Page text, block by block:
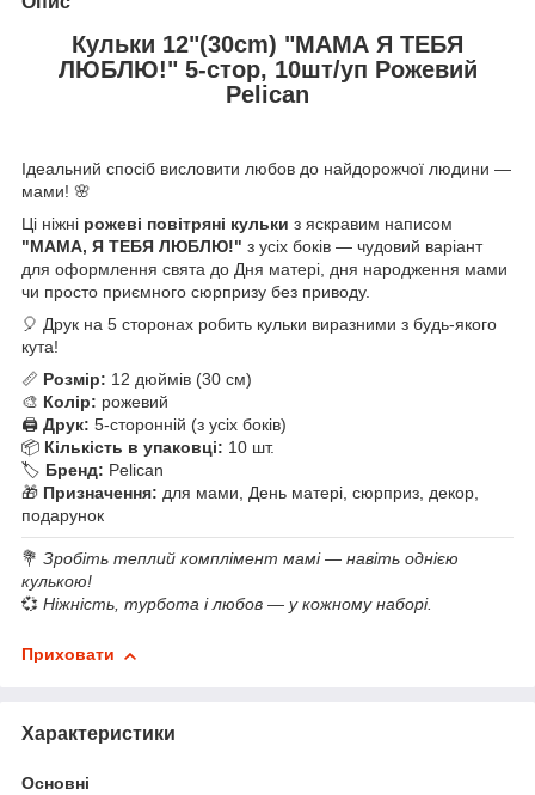
Кульки 12"(30сm) "МАМА Я ТЕБЯ
ЛЮБЛЮ!" 5-стор, 10шт/уп Рожевий
Pelican
Ідеальний спосіб висловити любов до найдорожчої людини —
мами! 🌸
Ці ніжні рожеві повітряні кульки з яскравим написом
"МАМА, Я ТЕБЯ ЛЮБЛЮ!" з усіх боків — чудовий варіант
для оформлення свята до Дня матері, дня народження мами
чи просто приємного сюрпризу без приводу.
🎈 Друк на 5 сторонах робить кульки виразними з будь-якого
кута!
📏 Розмір: 12 дюймів (30 см)
🎨 Колір: рожевий
🖨 Друк: 5-сторонній (з усіх боків)
📦 Кількість в упаковці: 10 шт.
🏷 Бренд: Pelican
🎁 Призначення: для мами, День матері, сюрприз, декор,
подарунок
💐 Зробіть теплий комплімент мамі — навіть однією
кулькою!
💞 Ніжність, турбота і любов — у кожному наборі.
Приховати
Характеристики
Основні